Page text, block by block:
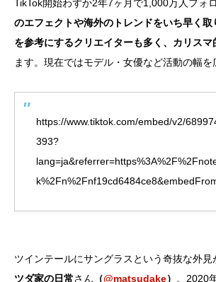
TikTok開始わずか2年7ヶ月で1,000万人フォ
のエフェクトや海外のトレンドをいち早く
を参考にするクリエイターも多く、カリスマ
ます。現在ではモデル・女優など活動の幅を
https://www.tiktok.com/embed/v2/
393?
ツインテールにサングラスという奇抜な外見
ツダ家の日常さん （@matsudake） 。2020